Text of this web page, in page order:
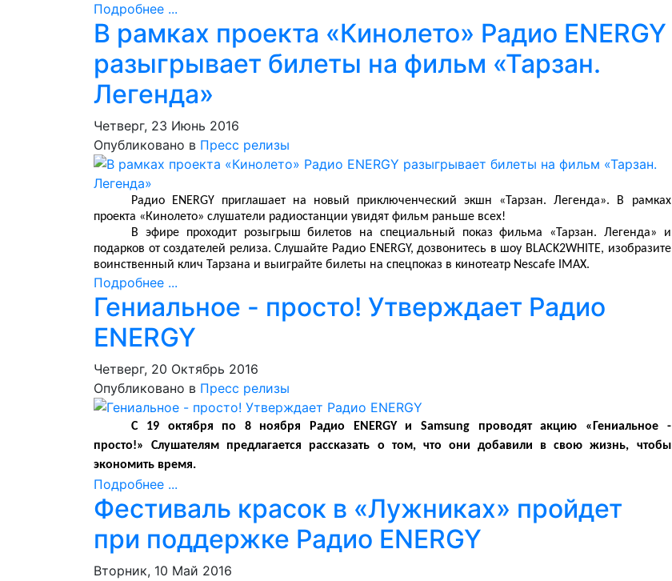
Подробнее ...
В рамках проекта «Кинолето» Радио ENERGY
разыгрывает билеты на фильм «Тарзан.
Легенда»
Четверг, 23 Июнь 2016
Опубликовано в Пресс релизы
Радио ENERGY приглашает на новый приключенческий экшн «Тарзан. Легенда». В рамках
проекта «Кинолето» слушатели радиостанции увидят фильм раньше всех!
В эфире проходит розыгрыш билетов на специальный показ фильма «Тарзан. Легенда» и
подарков от создателей релиза. Слушайте Радио ENERGY, дозвонитесь в шоу BLACK2WHITE, изобразите
воинственный клич Тарзана и выиграйте билеты на спецпоказ в кинотеатр Nescafe IMAX.
Подробнее ...
Гениальное - просто! Утверждает Радио
ENERGY
Четверг, 20 Октябрь 2016
Опубликовано в Пресс релизы
С 19 октября по 8 ноября Радио ENERGY и Samsung проводят акцию «Гениальное -
просто!»Слушателям предлагается рассказать о том, что они добавили в свою жизнь, чтобы
экономить время.
Подробнее ...
Фестиваль красок в «Лужниках» пройдет
при поддержке Радио ENERGY
Вторник, 10 Май 2016